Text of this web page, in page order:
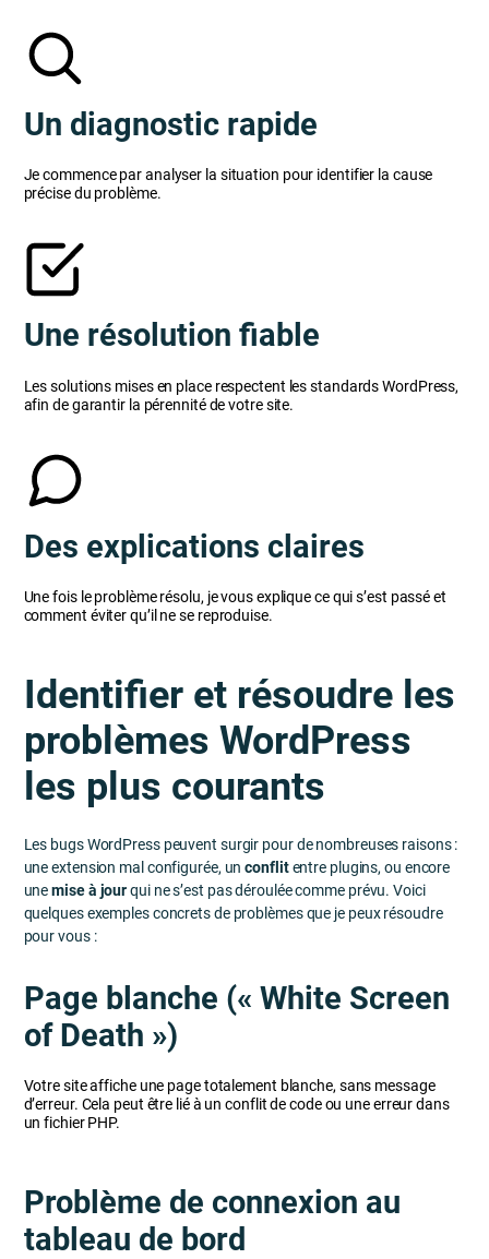
Un diagnostic rapide
Je commence par analyser la situation pour identifier la cause
précise du problème.
Une résolution fiable
Les solutions mises en place respectent les standards WordPress,
afin de garantir la pérennité de votre site.
Des explications claires
Une fois le problème résolu, je vous explique ce qui s’est passé et
comment éviter qu’il ne se reproduise.
Identifier et résoudre les
problèmes WordPress
les plus courants
Les bugs WordPress peuvent surgir pour de nombreuses raisons :
une extension mal configurée, unconflitentre plugins, ou encore
unemise à jourqui ne s’est pas déroulée comme prévu. Voici
quelques exemples concrets de problèmes que je peux résoudre
pour vous :
Page blanche (« White Screen
of Death »)
Votre site affiche une page totalement blanche, sans message
d’erreur. Cela peut être lié à un conflit de code ou une erreur dans
un fichier PHP.
Problème de connexion au
tableau de bord